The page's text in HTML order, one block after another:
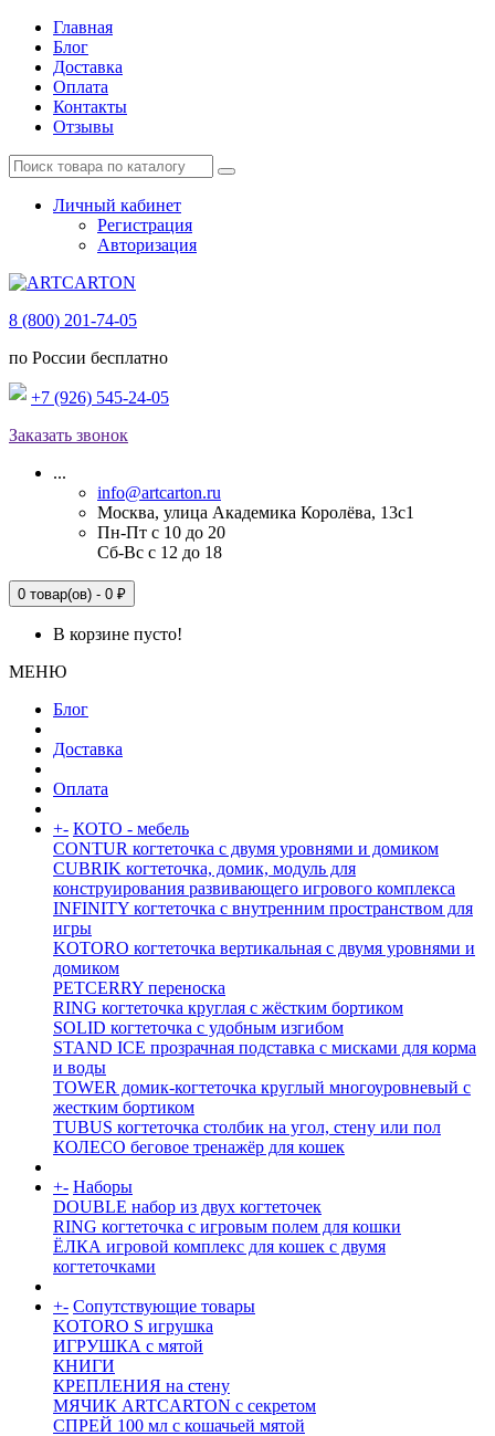
Главная
Блог
Доставка
Оплата
Контакты
Отзывы
Личный кабинет
Регистрация
Авторизация
8 (800) 201-74-05
по России бесплатно
+7 (926) 545-24-05
Заказать звонок
...
info@artcarton.ru
Москва, улица Академика Королёва, 13с1
Пн-Пт с 10 до 20
Сб-Вс с 12 до 18
0 товар(ов) - 0 ₽
В корзине пусто!
МЕНЮ
Блог
Доставка
Оплата
+- КОТО - мебель
CONTUR когтеточка с двумя уровнями и домиком
CUBRIK когтеточка, домик, модуль для
конструирования развивающего игрового комплекса
INFINITY когтеточка с внутренним пространством для
игры
KOTORO когтеточка вертикальная с двумя уровнями и
домиком
PETCERRY переноска
RING когтеточка круглая с жёстким бортиком
SOLID когтеточка с удобным изгибом
STAND ICE прозрачная подставка с мисками для корма
и воды
TOWER домик-когтеточка круглый многоуровневый с
жестким бортиком
TUBUS когтеточка столбик на угол, стену или пол
КОЛЕСО беговое тренажёр для кошек
+- Наборы
DOUBLE набор из двух когтеточек
RING когтеточка c игровым полем для кошки
ЁЛКА игровой комплекс для кошек с двумя
когтеточками
+- Сопутствующие товары
KOTORO S игрушка
ИГРУШКА с мятой
КНИГИ
КРЕПЛЕНИЯ на стену
МЯЧИК ARTCARTON с секретом
СПРЕЙ 100 мл с кошачьей мятой